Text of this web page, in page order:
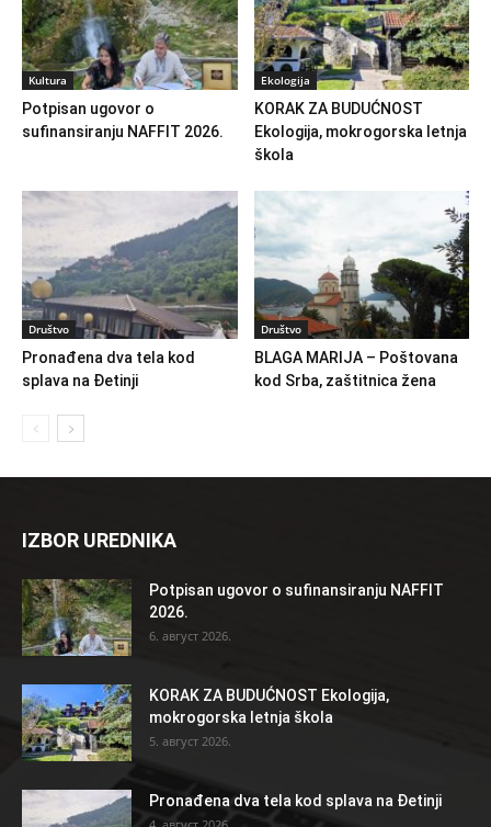
Kultura
Potpisan ugovor o
sufinansiranju NAFFIT 2026.
Ekologija
KORAK ZA BUDUĆNOST
Ekologija, mokrogorska letnja
škola
Društvo
Pronađena dva tela kod
splava na Đetinji
Društvo
BLAGA MARIJA – Poštovana
kod Srba, zaštitnica žena
IZBOR UREDNIKA
Potpisan ugovor o sufinansiranju NAFFIT
2026.
6. август 2026.
KORAK ZA BUDUĆNOST Ekologija,
mokrogorska letnja škola
5. август 2026.
Pronađena dva tela kod splava na Đetinji